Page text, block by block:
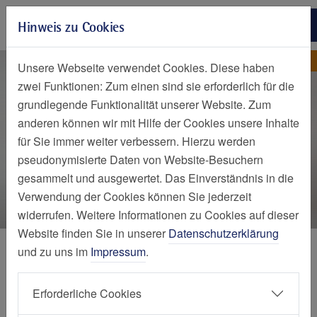
Zur Hauptnavigation springen
Zum Seiteninhalt springen
Zum Seitenende springen
Nachrichten Detailseite
Nachricht
Auszeichnung mit dem
Forschungspreis
Hinweis zu Cookies
Unsere Webseite verwendet Cookies. Diese haben
zwei Funktionen: Zum einen sind sie erforderlich für die
grundlegende Funktionalität unserer Website. Zum
anderen können wir mit Hilfe der Cookies unsere Inhalte
für Sie immer weiter verbessern. Hierzu werden
pseudonymisierte Daten von Website-Besuchern
gesammelt und ausgewertet. Das Einverständnis in die
Verwendung der Cookies können Sie jederzeit
widerrufen. Weitere Informationen zu Cookies auf dieser
Website finden Sie in unserer Datenschutzerklärung
und zu uns im Impressum.
Erforderliche Cookies